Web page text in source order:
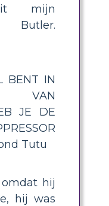
mijn
Butler.
BENT IN
VAN
JE DE
Tutu
hij
hij was